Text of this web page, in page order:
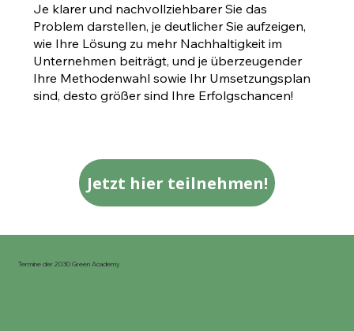
Je klarer und nachvollziehbarer Sie das
Problem darstellen, je deutlicher Sie aufzeigen,
wie Ihre Lösung zu mehr Nachhaltigkeit im
Unternehmen beiträgt, und je überzeugender
Ihre Methodenwahl sowie Ihr Umsetzungsplan
sind, desto größer sind Ihre Erfolgschancen!
Jetzt hier teilnehmen!
Termine der 2030 Green Academy